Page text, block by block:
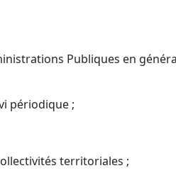
Publiques en
périodique ;
territoriales ;